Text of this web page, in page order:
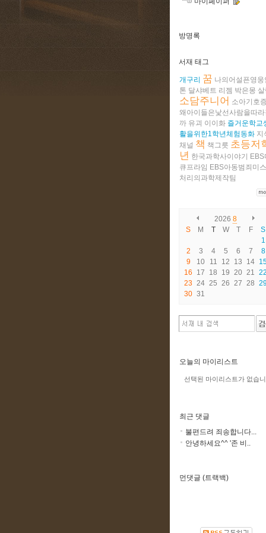
방명록
서재 태그
개구리 꿈 나의어설픈영웅
톤 달샤베트 리젬 박은몽 살
소담주니어 소아기호증
왜아이들은낯선사람을따
까 유괴 이이화 즐거운학교
활을위한1학년체험동화 지
채널 책 책그릇 초등저
년 한국과학사이야기
EBS
큐프라임 EBS아동범죄미스
처리의과학제작팀
2026 8
S
M T W T F
S
1
2
3 4 5 6 7
8
9
10 11 12 13 14
16
17 18 19 20 21 22
23 24 25 26 27 28
30 31
오늘의 마이리스트
선택된 마이리스트가 없습니
최근 댓글
불편드려 죄송합니다...
안녕하세요^^ '존 비..
먼댓글 (트랙백)